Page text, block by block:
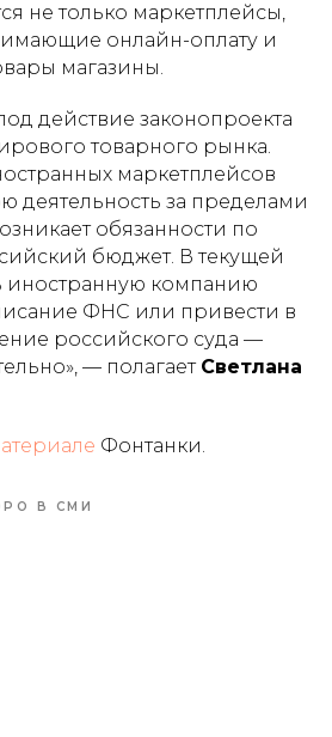
не только маркетплейсы,
онлайн-оплату и
магазины.
действие законопроекта
товарного рынка.
маркетплейсов
деятельность за пределами
обязанности по
бюджет. В текущей
иностранную компанию
ФНС или привести в
российского суда —
— полагает Светлана
Фонтанки.
В СМИ